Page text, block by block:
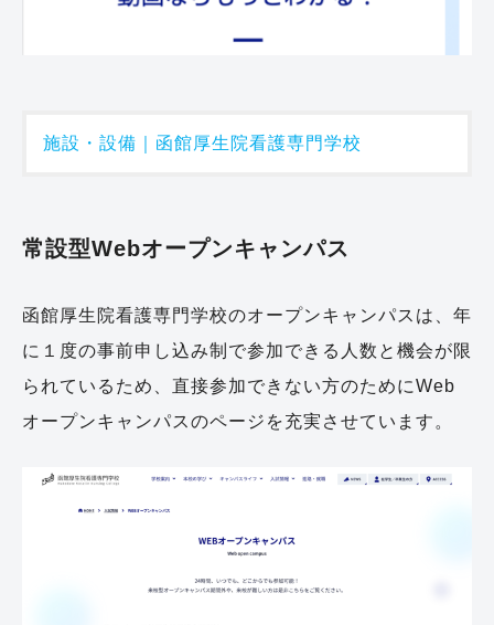
施設・設備｜函館厚生院看護専門学校
常設型Webオープンキャンパス
函館厚生院看護専門学校のオープンキャンパスは、年
に１度の事前申し込み制で参加できる人数と機会が限
られているため、直接参加できない方のためにWeb
オープンキャンパスのページを充実させています。